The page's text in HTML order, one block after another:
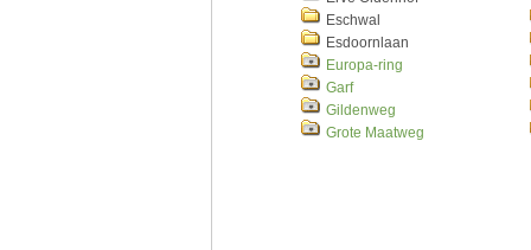
Eschwal
Esdoornlaan
Europa-ring
Garf
Gildenweg
Grote Maatweg